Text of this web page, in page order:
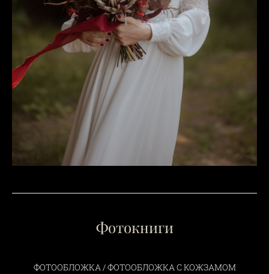
Фотокниги
ФОТООБЛОЖКА / ФОТООБЛОЖКА С КОЖЗАМОМ